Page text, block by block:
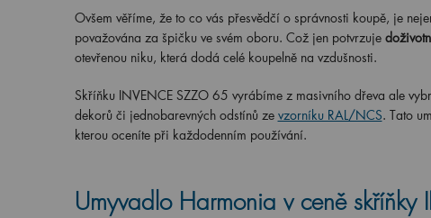
Ovšem věříme, že to co vás přesvědčí o správnosti koupě, je
považována za špičku ve svém oboru. Což jen potvrzuje
otevřenou niku, která dodá celé koupelně na vzdušnosti.
Skříňku INVENCE SZZO 65 vyrábíme z masivního dřeva ale
dekorů či jednobarevných odstínů ze vzorníku RAL/NCS. Tato
kterou oceníte při každodenním používání.
Umyvadlo Harmonia v ceně skříňky